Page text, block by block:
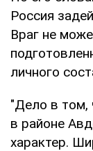
Россия
Враг не
личного
"Дело в том,
в районе
характер.